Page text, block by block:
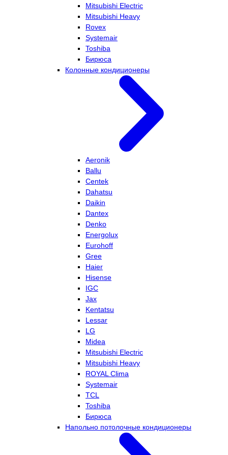
Mitsubishi Electric
Mitsubishi Heavy
Rovex
Systemair
Toshiba
Бирюса
Колонные кондиционеры
Aeronik
Ballu
Centek
Dahatsu
Daikin
Dantex
Denko
Energolux
Eurohoff
Gree
Haier
Hisense
IGC
Jax
Kentatsu
Lessar
LG
Midea
Mitsubishi Electric
Mitsubishi Heavy
ROYAL Clima
Systemair
TCL
Toshiba
Бирюса
Напольно потолочные кондиционеры